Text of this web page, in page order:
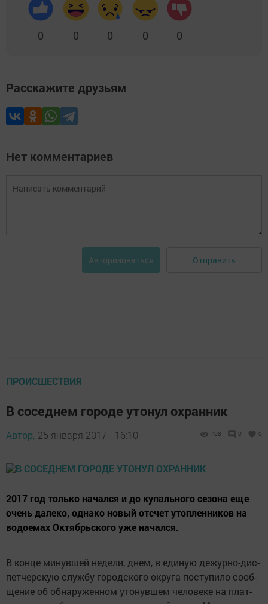
0 0 0 0 0
Расскажите друзьям
Нет комментариев
Авторизоваться Отправить
ПРОИСШЕСТВИЯ
В соседнем городе утонул охранник
Автор, 25 января 2017 - 16:10 708 0 0
2017 год толь­ко на­чал­ся и до ку­паль­но­го се­зона еще
очень да­леко, од­на­ко но­вый от­счет утоп­ленни­ков на
во­до­емах Октябрь­ско­го уже на­чал­ся.
В кон­це ми­нув­шей не­дели, днем, в еди­ную де­жур­но-дис­
петчер­скую служ­бу го­род­ско­го ок­ру­га пос­ту­пило со­об­
ще­ние об об­на­ружен­ном уто­нув­шем че­лове­ке на плат­